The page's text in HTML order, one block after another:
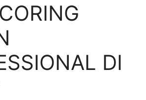
DI